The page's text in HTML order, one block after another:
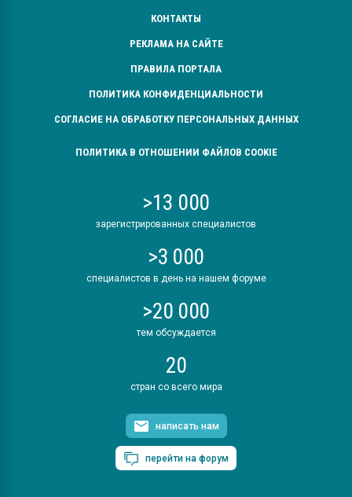
КОНТАКТЫ
РЕКЛАМА НА САЙТЕ
ПРАВИЛА ПОРТАЛА
ПОЛИТИКА КОНФИДЕНЦИАЛЬНОСТИ
СОГЛАСИЕ НА ОБРАБОТКУ ПЕРСОНАЛЬНЫХ ДАННЫХ
ПОЛИТИКА В ОТНОШЕНИИ ФАЙЛОВ COOKIE
>13 000
зарегистрированных специалистов
>3 000
специалистов в день на нашем форуме
>20 000
тем обсуждается
20
стран со всего мира
написать нам
перейти на форум